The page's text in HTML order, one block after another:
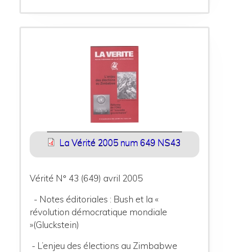
La Vérité 2005 num 649 NS43
Vérité N° 43 (649) avril 2005
- Notes éditoriales : Bush et la «
révolution démocratique mondiale
»(Gluckstein)
- L’enjeu des élections au Zimbabwe